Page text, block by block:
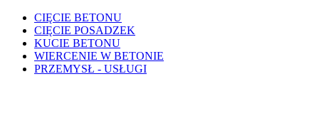
CIĘCIE BETONU
CIĘCIE POSADZEK
KUCIE BETONU
WIERCENIE W BETONIE
PRZEMYSŁ - USŁUGI